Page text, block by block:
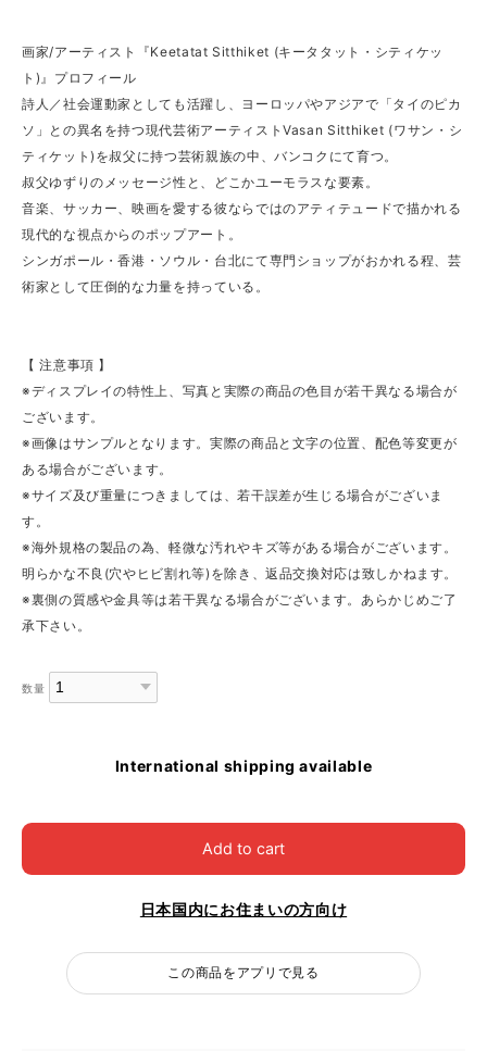
画家/アーティスト『Keetatat Sitthiket (キータタット・シティケッ
ト)』プロフィール
詩人／社会運動家としても活躍し、ヨーロッパやアジアで「タイのピカ
ソ」との異名を持つ現代芸術アーティストVasan Sitthiket (ワサン・シ
ティケット)を叔父に持つ芸術親族の中、バンコクにて育つ。
叔父ゆずりのメッセージ性と、どこかユーモラスな要素。
音楽、サッカー、映画を愛する彼ならではのアティテュードで描かれる
現代的な視点からのポップアート。
シンガポール・香港・ソウル・台北にて専門ショップがおかれる程、芸
術家として圧倒的な力量を持っている。
【 注意事項 】
※ディスプレイの特性上、写真と実際の商品の色目が若干異なる場合が
ございます。
※画像はサンプルとなります。実際の商品と文字の位置、配色等変更が
ある場合がございます。
※サイズ及び重量につきましては、若干誤差が生じる場合がございま
す。
※海外規格の製品の為、軽微な汚れやキズ等がある場合がございます。
明らかな不良(穴やヒビ割れ等)を除き、返品交換対応は致しかねます。
※裏側の質感や金具等は若干異なる場合がございます。あらかじめご了
承下さい。
数量
International shipping available
Add to cart
日本国内にお住まいの方向け
この商品をアプリで見る